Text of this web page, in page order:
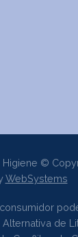
©
WebSystems
de